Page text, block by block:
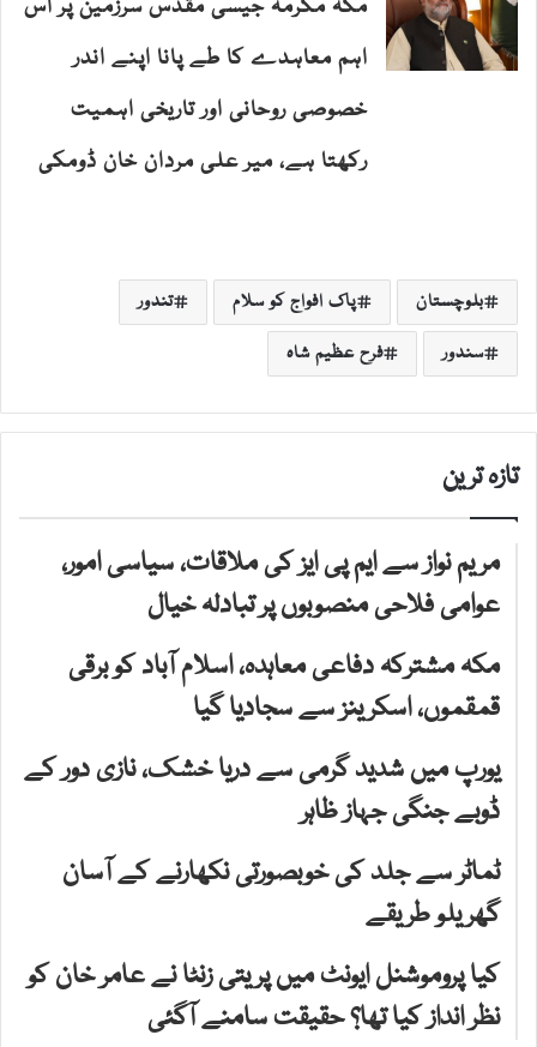
مکہ مکرمہ جیسی مقدس سرزمین پر اس
اہم معاہدے کا طے پانا اپنے اندر
خصوصی روحانی اور تاریخی اہمیت
رکھتا ہے، میر علی مردان خان ڈومکی
بلوچستان پاک افواج کو سلام
تندور
سندور
فرح عظیم شاہ
تازہ ترین
مریم نواز سے ایم پی ایز کی ملاقات، سیاسی امور،
عوامی فلاحی منصوبوں پر تبادلہ خیال
مکہ مشترکہ دفاعی معاہدہ، اسلام آباد کو برقی
قمقموں، اسکرینز سے سجادیا گیا
یورپ میں شدید گرمی سے دریا خشک، نازی دور کے
ڈوبے جنگی جہاز ظاہر
ٹماٹر سے جلد کی خوبصورتی نکھارنے کے آسان
گھریلو طریقے
کیا پروموشنل ایونٹ میں پریتی زنٹا نے عامر خان کو
نظر انداز کیا تھا؟ حقیقت سامنے آگئی